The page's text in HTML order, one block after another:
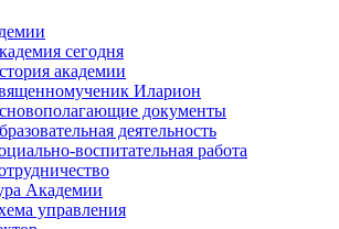
сегодня
академии
Иларион
документы
деятельность
воспитательная работа
Академии
управления